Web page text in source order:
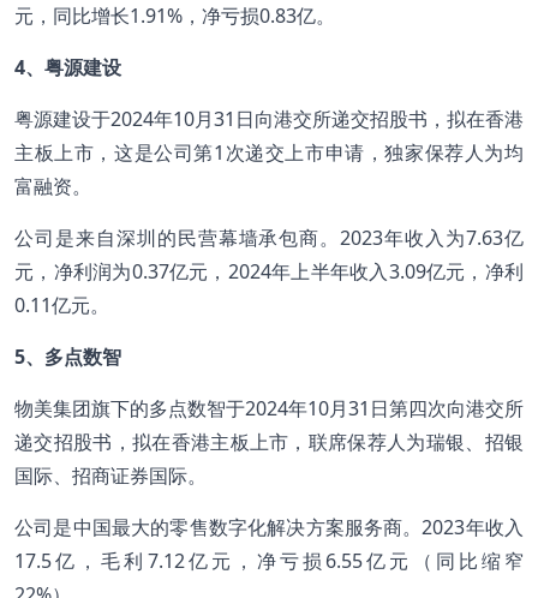
元，同比增长1.91%，净亏损0.83亿。
4、粤源建设
粤源建设于2024年10月31日向港交所递交招股书，拟在香港
主板上市，这是公司第1次递交上市申请，独家保荐人为均
富融资。
公司是来自深圳的民营幕墙承包商。2023年收入为7.63亿
元，净利润为0.37亿元，2024年上半年收入3.09亿元，净利
0.11亿元。
5、多点数智
物美集团旗下的多点数智于2024年10月31日第四次向港交所
递交招股书，拟在香港主板上市，联席保荐人为瑞银、招银
国际、招商证券国际。
公司是中国最大的零售数字化解决方案服务商。2023年收入
17.5亿，毛利7.12亿元，净亏损6.55亿元（同比缩窄